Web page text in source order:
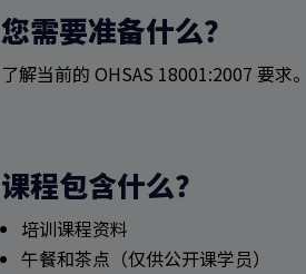
您需要准备什么？
了解当前的 OHSAS 18001:2007 要求。
课程包含什么？
培训课程资料
午餐和茶点（仅供公开课学员）